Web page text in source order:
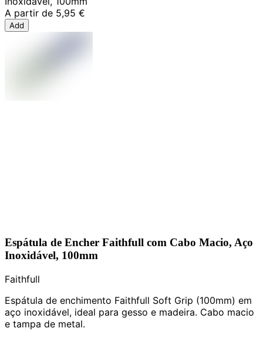
A partir de 5,95 €
Add
Espátula de Encher Faithfull com Cabo Macio, Aço
Inoxidável, 100mm
Faithfull
Espátula de enchimento Faithfull Soft Grip (100mm) em
aço inoxidável, ideal para gesso e madeira. Cabo macio
e tampa de metal.